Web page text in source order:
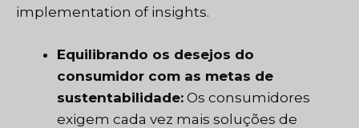
implementation of insights.
Equilibrando os desejos do
consumidor com as metas de
sustentabilidade: Os consumidores
exigem cada vez mais soluções de